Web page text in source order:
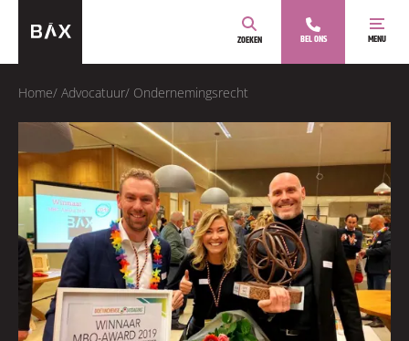
ZOEKEN BEL ONS MENU
Home/ Advocatuur/ Ondernemingsrecht